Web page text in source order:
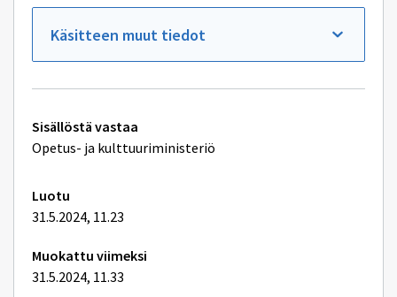
Perusopetukseen
lukiokoulutukseen
todistukset
Käsitteen muut tiedot
Tekniset
lisätiedot
Sisällöstä vastaa
Opetus- ja kulttuuriministeriö
Luotu
31.5.2024, 11.23
Muokattu viimeksi
31.5.2024, 11.33